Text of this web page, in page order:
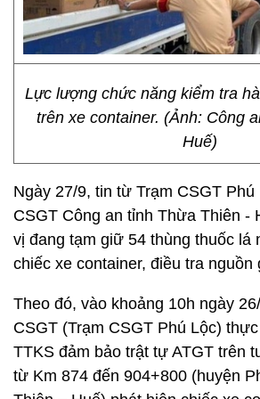
Lực lượng chức năng kiểm tra
trên xe container. (Ảnh: Công
Huế)
Ngày 27/9, tin từ Trạm CSGT Phú
CSGT Công an tỉnh Thừa Thiên -
vị đang tạm giữ 54 thùng thuốc lá
chiếc xe container, điều tra nguồn
Theo đó, vào khoảng 10h ngày
CSGT (Trạm CSGT Phú Lộc)
TTKS đảm bảo trật tự ATGT trên
từ Km 874 đến 904+800 (huyện